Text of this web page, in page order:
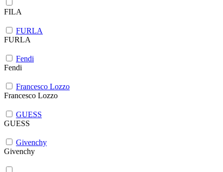
FILA
FURLA
FURLA
Fendi
Fendi
Francesco Lozzo
Francesco Lozzo
GUESS
GUESS
Givenchy
Givenchy